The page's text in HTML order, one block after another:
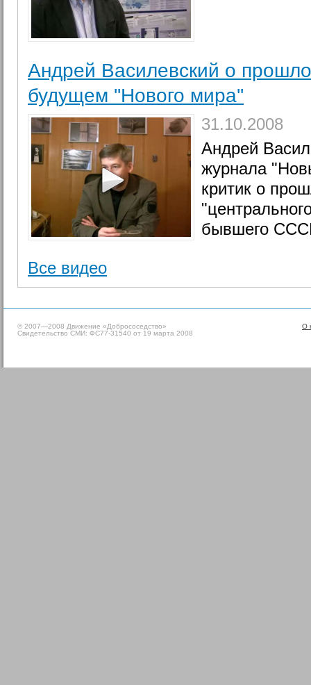
Андрей Василевский о
будущем ''Нового мира''
31.10.2008
Андрей
журнала
критик о
бывшего
Все видео
О
© 2007—2008 Движение «Добрососедство»
Свидетельство СМИ: ФС77-31540 от 19 марта 2008